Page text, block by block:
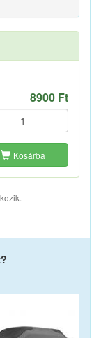
8900 Ft
Kosárba